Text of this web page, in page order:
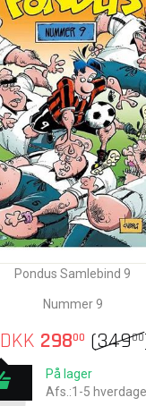
Pondus Samlebind 9
Nummer 9
DKK 29800 (34900
På lager
Afs.:1-5 hverdage